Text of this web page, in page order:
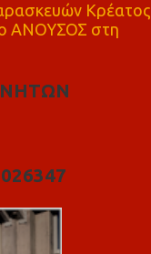
Κρέατος
ΑΝΟΥΣΟΣ στη